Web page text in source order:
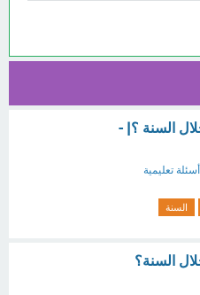
السنة ؟| -
أسئلة تعليمية
السنة
السنة؟